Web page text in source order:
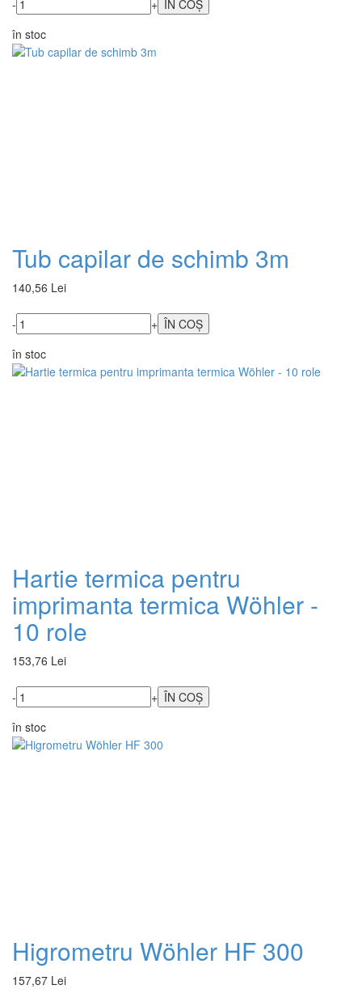
-
+
în stoc
Tub capilar de schimb 3m
140,56 Lei
-
+
în stoc
Hartie termica pentru
imprimanta termica Wöhler -
10 role
153,76 Lei
-
+
în stoc
Higrometru Wöhler HF 300
157,67 Lei